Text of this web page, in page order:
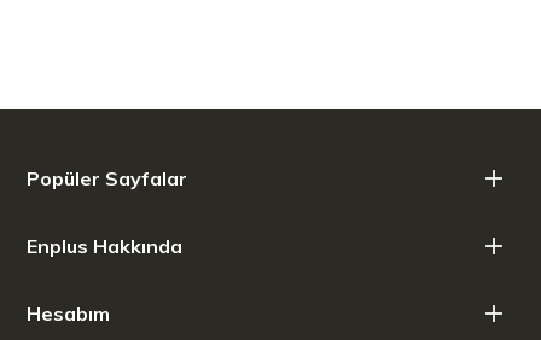
Yükseklik: 31,2 cm
Sıcak: 7 Saat
Popüler Sayfalar
Enplus Hakkında
Hesabım